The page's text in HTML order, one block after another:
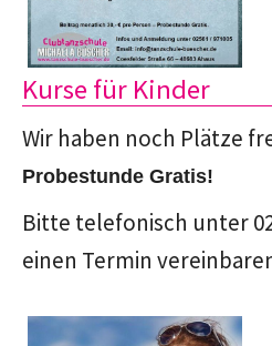
Kurse für Kinder
Wir haben noch Plätze
Probestunde Gratis!
Bitte telefonisch unter
einen Termin